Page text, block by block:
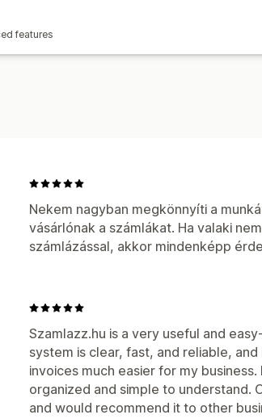
features
Nekem nagyban megkönnyíti a
vásárlónak a számlákat. Ha valaki
számlázással, akkor mindenképp
Szamlazz.hu is a very useful and
system is clear, fast, and reliable,
invoices much easier for my
organized and simple to understand.
and would recommend it to other